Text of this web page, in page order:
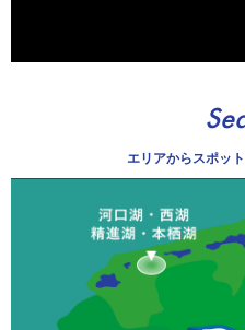
エリアからスポッ